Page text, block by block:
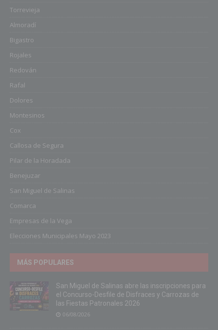
Torrevieja
Almoradí
Bigastro
Rojales
Redován
Rafal
Dolores
Montesinos
Cox
Callosa de Segura
Pilar de la Horadada
Benejuzar
San Miguel de Salinas
Comarca
Empresas de la Vega
Elecciones Municipales Mayo 2023
MÁS POPULARES
San Miguel de Salinas abre las inscripciones para
el Concurso-Desfile de Disfraces y Carrozas de
las Fiestas Patronales 2026
06/08/2026